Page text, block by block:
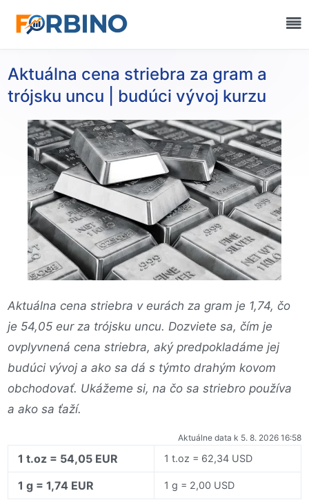
Aktuálna cena striebra za gram a
trójsku uncu | budúci vývoj kurzu
Aktuálna cena striebra v eurách za gram je 1,74, čo
je 54,05 eur za trójsku uncu. Dozviete sa, čím je
ovplyvnená cena striebra, aký predpokladáme jej
budúci vývoj a ako sa dá s týmto drahým kovom
obchodovať. Ukážeme si, na čo sa striebro používa
a ako sa ťaží.
Aktuálne data k 5. 8. 2026 16:58
1 t.oz = 54,05 EUR 1 t.oz = 62,34 USD
1 g = 1,74 EUR 1 g = 2,00 USD